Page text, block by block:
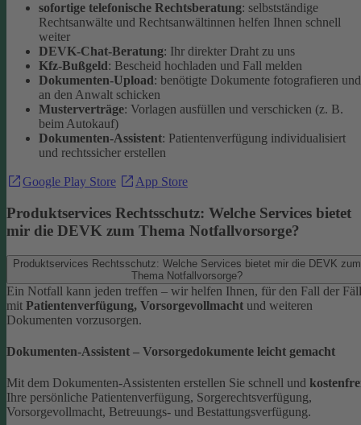
sofortige telefonische Rechtsberatung: selbstständige
Rechtsanwälte und Rechtsanwältinnen helfen Ihnen schnell
weiter
DEVK-Chat-Beratung: Ihr direkter Draht zu uns
Kfz-Bußgeld: Bescheid hochladen und Fall melden
Dokumenten-Upload: benötigte Dokumente fotografieren und
an den Anwalt schicken
Musterverträge: Vorlagen ausfüllen und verschicken (z. B.
beim Autokauf)
Dokumenten-Assistent: Patientenverfügung individualisiert
und rechtssicher erstellen
Google Play Store App Store
Produktservices Rechtsschutz: Welche Services bietet
mir die DEVK zum Thema Notfallvorsorge?
Produktservices Rechtsschutz: Welche Services bietet mir die DEVK zum
Thema Notfallvorsorge?
Ein Notfall kann jeden treffen – wir helfen Ihnen, für den Fall der
mit Patientenverfügung, Vorsorgevollmacht und weiteren
Dokumenten vorzusorgen.
Dokumenten-Assistent – Vorsorgedokumente leicht gemacht
Mit dem Dokumenten-Assistenten erstellen Sie schnell und
Ihre persönliche Patientenverfügung, Sorgerechtsverfügung,
Vorsorgevollmacht, Betreuungs- und Bestattungsverfügung.